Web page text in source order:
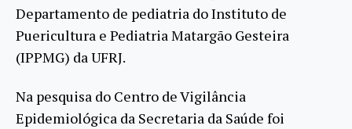
Departamento de pediatria do Instituto de
Puericultura e Pediatria Matargão Gesteira
(IPPMG) da UFRJ.
Na pesquisa do Centro de Vigilância
Epidemiológica da Secretaria da Saúde foi